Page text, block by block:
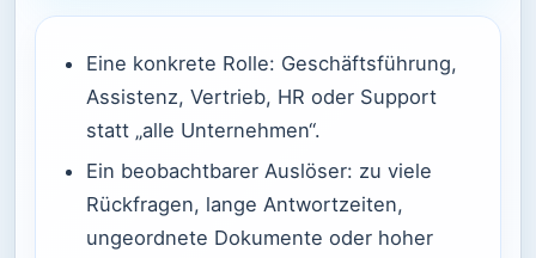
Eine konkrete Rolle: Geschäftsführung,
Assistenz, Vertrieb, HR oder Support
statt „alle Unternehmen“.
Ein beobachtbarer Auslöser: zu viele
Rückfragen, lange Antwortzeiten,
ungeordnete Dokumente oder hoher